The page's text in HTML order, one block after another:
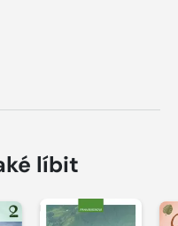
líbit